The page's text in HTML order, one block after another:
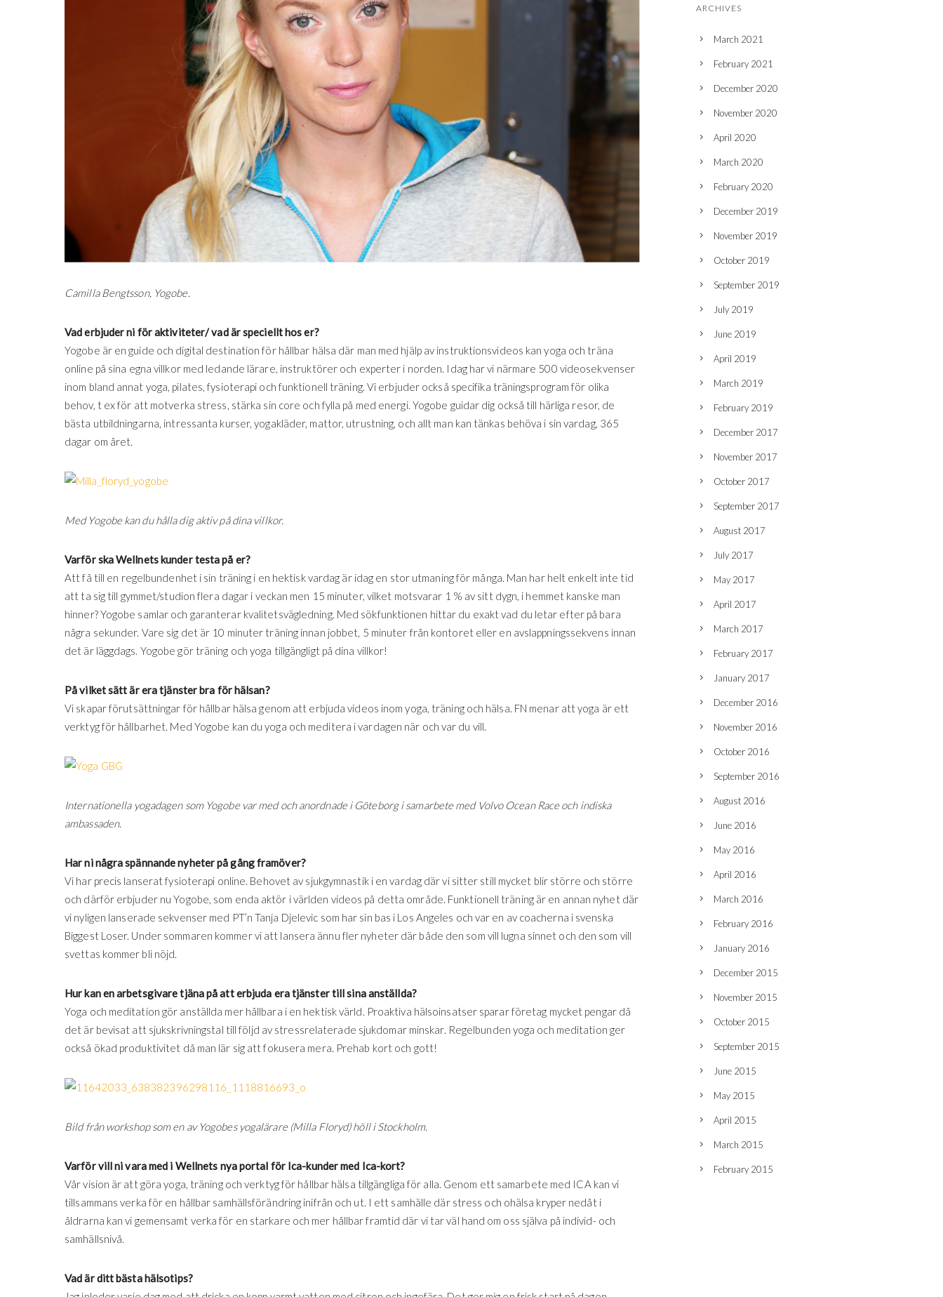
Camilla Bengtsson, Yogobe.
Vad erbjuder ni för aktiviteter/ vad är speciellt hos er?
Yogobe är en guide och digital destination för hållbar hälsa där man med hjälp av instruktionsvideos kan yoga och träna
online på sina egna villkor med ledande lärare, instruktörer och experter i norden. Idag har vi närmare 500 videosekvenser
inom bland annat yoga, pilates, fysioterapi och funktionell träning. Vi erbjuder också specifika träningsprogram för olika
behov, t ex för att motverka stress, stärka sin core och fylla på med energi. Yogobe guidar dig också till härliga resor, de
bästa utbildningarna, intressanta kurser, yogakläder, mattor, utrustning, och allt man kan tänkas behöva i sin vardag, 365
dagar om året.
Med Yogobe kan du hålla dig aktiv på dina villkor.
Varför ska Wellnets kunder testa på er?
Att få till en regelbundenhet i sin träning i en hektisk vardag är idag en stor utmaning för många. Man har helt enkelt inte tid
att ta sig till gymmet/studion flera dagar i veckan men 15 minuter, vilket motsvarar 1 % av sitt dygn, i hemmet kanske man
hinner? Yogobe samlar och garanterar kvalitetsvägledning. Med sökfunktionen hittar du exakt vad du letar efter på bara
några sekunder. Vare sig det är 10 minuter träning innan jobbet, 5 minuter från kontoret eller en avslappningssekvens innan
det är läggdags. Yogobe gör träning och yoga tillgängligt på dina villkor!
På vilket sätt är era tjänster bra för hälsan?
Vi skapar förutsättningar för hållbar hälsa genom att erbjuda videos inom yoga, träning och hälsa. FN menar att yoga är ett
verktyg för hållbarhet. Med Yogobe kan du yoga och meditera i vardagen när och var du vill.
Internationella yogadagen som Yogobe var med och anordnade i Göteborg i samarbete med Volvo Ocean Race och indiska
ambassaden.
Har ni några spännande nyheter på gång framöver?
Vi har precis lanserat fysioterapi online. Behovet av sjukgymnastik i en vardag där vi sitter still mycket blir större och större
och därför erbjuder nu Yogobe, som enda aktör i världen videos på detta område. Funktionell träning är en annan nyhet där
vi nyligen lanserade sekvenser med PT’n Tanja Djelevic som har sin bas i Los Angeles och var en av coacherna i svenska
Biggest Loser. Under sommaren kommer vi att lansera ännu fler nyheter där både den som vill lugna sinnet och den som vill
svettas kommer bli nöjd.
Hur kan en arbetsgivare tjäna på att erbjuda era tjänster till sina anställda?
Yoga och meditation gör anställda mer hållbara i en hektisk värld. Proaktiva hälsoinsatser sparar företag mycket pengar då
det är bevisat att sjukskrivningstal till följd av stressrelaterade sjukdomar minskar. Regelbunden yoga och meditation ger
också ökad produktivitet då man lär sig att fokusera mera. Prehab kort och gott!
Bild från workshop som en av Yogobes yogalärare (Milla Floryd) höll i Stockholm.
Varför vill ni vara med i Wellnets nya portal för Ica-kunder med Ica-kort?
Vår vision är att göra yoga, träning och verktyg för hållbar hälsa tillgängliga för alla. Genom ett samarbete med ICA kan vi
tillsammans verka för en hållbar samhällsförändring inifrån och ut. I ett samhälle där stress och ohälsa kryper nedåt i
åldrarna kan vi gemensamt verka för en starkare och mer hållbar framtid där vi tar väl hand om oss själva på individ- och
samhällsnivå.
Vad är ditt bästa hälsotips?
ARCHIVES
March 2021
February 2021
December 2020
November 2020
April 2020
March 2020
February 2020
December 2019
November 2019
October 2019
September 2019
July 2019
June 2019
April 2019
March 2019
February 2019
December 2017
November 2017
October 2017
September 2017
August 2017
July 2017
May 2017
April 2017
March 2017
February 2017
January 2017
December 2016
November 2016
October 2016
September 2016
August 2016
June 2016
May 2016
April 2016
March 2016
February 2016
January 2016
December 2015
November 2015
October 2015
September 2015
June 2015
May 2015
April 2015
March 2015
February 2015